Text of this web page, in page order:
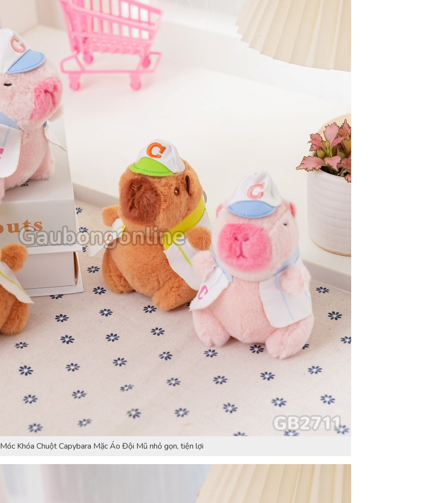
Móc Khóa Chuột Capybara Mặc Áo Đội Mũ nhỏ gọn, tiện lợi